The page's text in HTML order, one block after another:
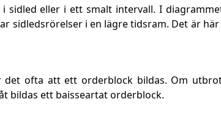
eller i ett smalt intervall. I
sidledsrörelser i en lägre tidsram. Det är
ofta att ett orderblock bildas. Om
bildas ett baisseartat orderblock.